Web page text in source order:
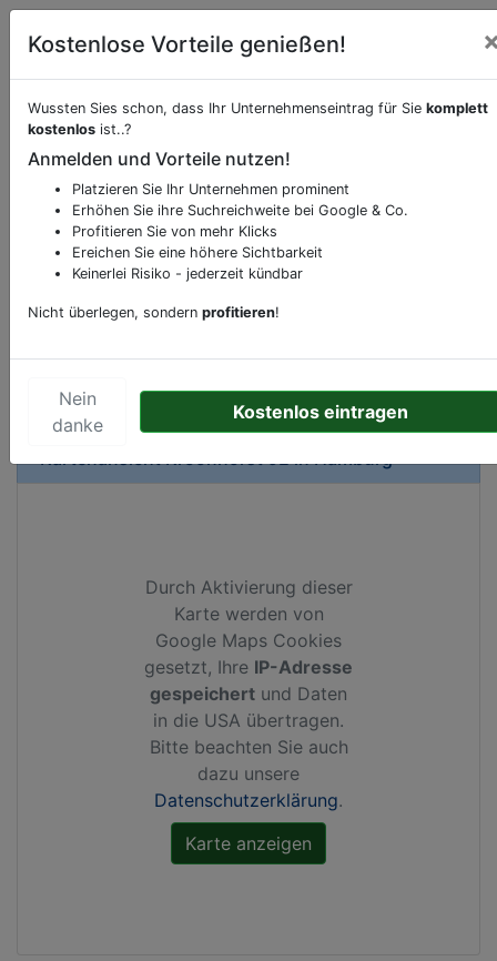
Beschreibung & Services von
Sie möchten eine Beschreibung, Dienstleistung
oder andere relevante Informationen hinzufügen?
Klicken Sie bittehierum uns zu kontaktieren.
Gerne erweitern wir Ihren Firmeneintrag um
Ihr Unternehmen anbietet und womit Sie sich von
KartenansichtKroonhorst 9EinHamburg
Durch Aktivierung dieser
Karte werden von
Google Maps Cookies
gesetzt, Ihre IP-Adresse
gespeichert und Daten
in die USA übertragen.
Bitte beachten Sie auch
dazu unsere
Datenschutzerklärung.
Kostenlose Vorteile genießen!
Wussten Sies schon, dass Ihr Unternehmenseintrag für Sie komplett
kostenlos ist..?
Anmelden und Vorteile nutzen!
Platzieren Sie Ihr Unternehmen prominent
Erhöhen Sie ihre Suchreichweite bei Google & Co.
Profitieren Sie von mehr Klicks
Ereichen Sie eine höhere Sichtbarkeit
Keinerlei Risiko - jederzeit kündbar
Nicht überlegen, sondern profitieren!
Nein
danke
Kostenlos eintragen